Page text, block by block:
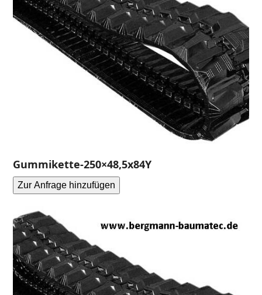
Gummikette-250×48,5x84Y
Zur Anfrage hinzufügen